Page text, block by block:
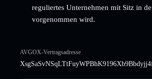
reguliertes Unternehmen mit Sitz in
vorgenommen wird.
AVGOX-Vertragsadresse